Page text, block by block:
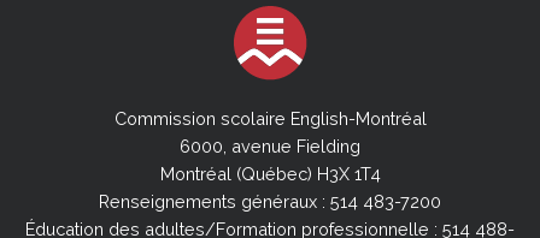
Commission scolaire English-Montréal
6000, avenue Fielding
Montréal (Québec) H3X 1T4
Renseignements généraux : 514 483-7200
Éducation des adultes/Formation professionnelle : 514 488-